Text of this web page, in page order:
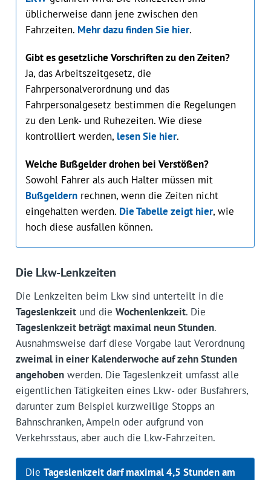
üblicherweise dann jene zwischen den
Fahrzeiten. Mehr dazu finden Sie hier.
Gibt es gesetzliche Vorschriften zu den Zeiten?
Ja, das Arbeitszeitgesetz, die
Fahrpersonalverordnung und das
Fahrpersonalgesetz bestimmen die Regelungen
zu den Lenk- und Ruhezeiten. Wie diese
kontrolliert werden, lesen Sie hier.
Welche Bußgelder drohen bei Verstößen?
Sowohl Fahrer als auch Halter müssen mit
Bußgeldernrechnen, wenn die Zeiten nicht
eingehalten werden. Die Tabelle zeigt hier, wie
hoch diese ausfallen können.
Die Lkw-Lenkzeiten
Die Lenkzeiten beim Lkw sind unterteilt in die
Tageslenkzeitund die Wochenlenkzeit. Die
Tageslenkzeit beträgt maximal neun Stunden.
Ausnahmsweise darf diese Vorgabe laut Verordnung
zweimal in einer Kalenderwoche auf zehn Stunden
angehobenwerden. Die Tageslenkzeit umfasst alle
eigentlichen Tätigkeiten eines Lkw- oder Busfahrers,
darunter zum Beispiel kurzweilige Stopps an
Bahnschranken, Ampeln oder aufgrund von
Verkehrsstaus, aber auch die Lkw-Fahrzeiten.
Die Tageslenkzeit darf maximal 4,5 Stunden am